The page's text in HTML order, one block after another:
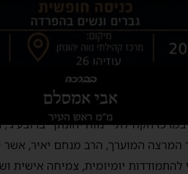
הקהילתי "נווה יהונתן" ברובע
המרצה המוערך, הרב מנחם יאיר,
יומיומית, צמיחה אישית